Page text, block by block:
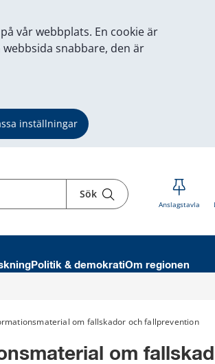
vår webbplats. En cookie är
snabbare, den är
inställningar
Sök
Anslagstavla
Politik & demokratiOm regionen
om fallskador och fallprevention
om